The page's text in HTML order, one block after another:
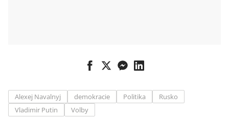
Alexej Navalnyj demokracie Politika
Rusko
Vladimir Putin
Volby